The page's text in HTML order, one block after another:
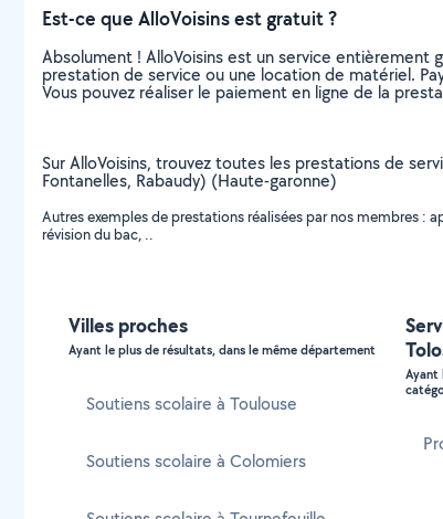
Est-ce que AlloVoisins est gratuit ?
Absolument ! AlloVoisins est un service entièrement
prestation de service ou une location de matériel.
Vous pouvez réaliser le paiement en ligne de la
Sur AlloVoisins, trouvez toutes les prestations de
Fontanelles, Rabaudy) (Haute-garonne)
Autres exemples de prestations réalisées par nos membres :
révision du bac, ..
Villes proches
Ayant le plus de résultats, dans le même département
Soutiens scolaire à Toulouse
Soutiens scolaire à Colomiers
Ayant